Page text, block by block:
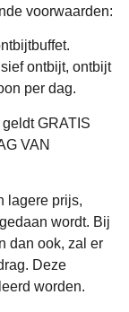
voorwaarden:
ontbijt, ontbijt
per dag.
GRATIS
VAN
lagere prijs,
wordt. Bij
dan ook, zal er
Deze
worden.